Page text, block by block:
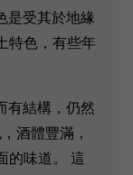
是受其於地緣
特色，有些年
有結構，仍然
酒體豐滿，
的味道。 這